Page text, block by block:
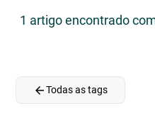
1 artigo encontrado
arrow_backTodas as tags